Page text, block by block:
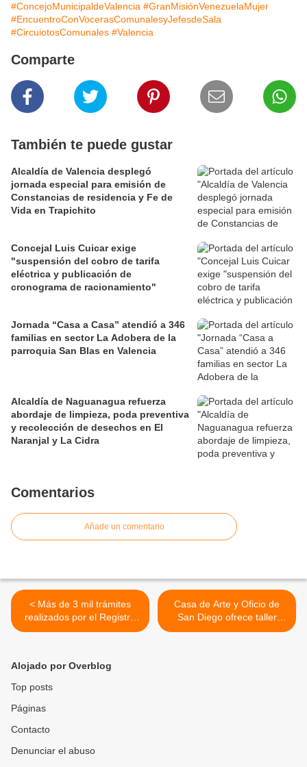
#ConcejoMunicipaldeValencia #GranMisiónVenezuelaMujer
#EncuentroConVocerasComunalesyJefesdeSala
#CircuiotosComunales #Valencia
Comparte
También te puede gustar
Alcaldía de Valencia desplegó
jornada especial para emisión de
Constancias de residencia y Fe de
Vida en Trapichito
Concejal Luis Cuicar exige
"suspensión del cobro de tarifa
eléctrica y publicación de
cronograma de racionamiento"
Jornada “Casa a Casa” atendió a 346
familias en sector La Adobera de la
parroquia San Blas en Valencia
Alcaldía de Naguanagua refuerza
abordaje de limpieza, poda preventiva
y recolección de desechos en El
Naranjal y La Cidra
Comentarios
Añade un comentario
< Más de 3 mil trámites
realizados por el Registro
Civil del municipio
Casa de Arte y Oficio de
San Diego ofrece taller
comunitario para rescatar
Alojado por Overblog
Top posts
Páginas
Contacto
Denunciar el abuso